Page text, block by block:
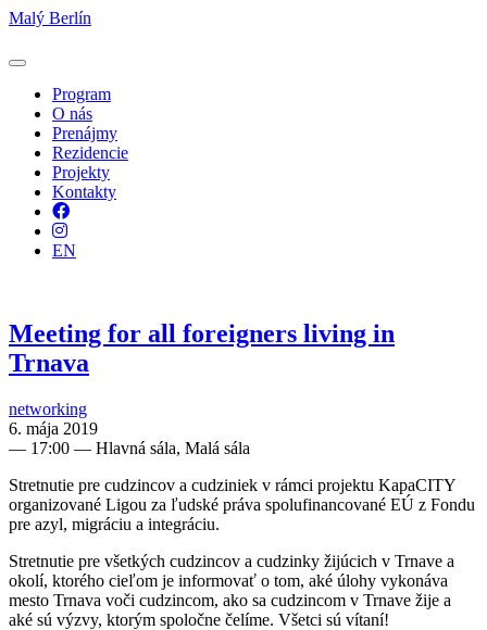
Malý Berlín
Program
O nás
Prenájmy
Rezidencie
Projekty
Kontakty
Facebook
Instagram
EN
Meeting for all foreigners living in
Trnava
networking
6. mája 2019
— 17:00 — Hlavná sála, Malá sála
​Stretnutie pre cudzincov a cudziniek v rámci projektu KapaCITY
organizované Ligou za ľudské práva spolufinancované EÚ z Fondu
pre azyl, migráciu a integráciu.
Stretnutie pre všetkých cudzincov a cudzinky žijúcich v Trnave a
okolí, ktorého cieľom je informovať o tom, aké úlohy vykonáva
mesto Trnava voči cudzincom, ako sa cudzincom v Trnave žije a
aké sú výzvy, ktorým spoločne čelíme. Všetci sú vítaní!